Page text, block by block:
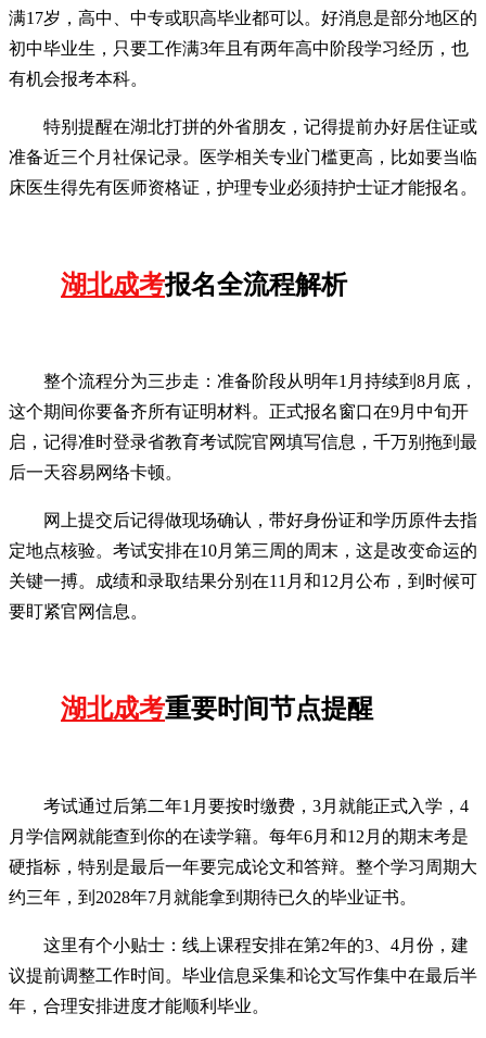
满17岁，高中、中专或职高毕业都可以。好消息是部分地区的
初中毕业生，只要工作满3年且有两年高中阶段学习经历，也
有机会报考本科。
特别提醒在湖北打拼的外省朋友，记得提前办好居住证或
准备近三个月社保记录。医学相关专业门槛更高，比如要当临
床医生得先有医师资格证，护理专业必须持护士证才能报名。
湖北成考报名全流程解析
整个流程分为三步走：准备阶段从明年1月持续到8月底，
这个期间你要备齐所有证明材料。正式报名窗口在9月中旬开
启，记得准时登录省教育考试院官网填写信息，千万别拖到最
后一天容易网络卡顿。
网上提交后记得做现场确认，带好身份证和学历原件去指
定地点核验。考试安排在10月第三周的周末，这是改变命运的
关键一搏。成绩和录取结果分别在11月和12月公布，到时候可
要盯紧官网信息。
湖北成考重要时间节点提醒
考试通过后第二年1月要按时缴费，3月就能正式入学，4
月学信网就能查到你的在读学籍。每年6月和12月的期末考是
硬指标，特别是最后一年要完成论文和答辩。整个学习周期大
约三年，到2028年7月就能拿到期待已久的毕业证书。
这里有个小贴士：线上课程安排在第2年的3、4月份，建
议提前调整工作时间。毕业信息采集和论文写作集中在最后半
年，合理安排进度才能顺利毕业。